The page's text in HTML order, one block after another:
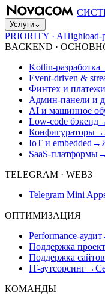
Услуги⌄
PRIORITY · AHighload-
BACKEND ·
Kotlin-разработка
Event-driven &
Финтех и платежи
Админ-панели и
AI и машинное
Low-code бэкенд
Конфигураторы→
IoT и embedded →
SaaS-платформы→
TELEGRAM · WEB3
Telegram Mini
ОПТИМИЗАЦИЯ
Performance-аудит
Поддержка
Поддержка сайтов
IT-аутсорсинг→
КОМАНДЫ